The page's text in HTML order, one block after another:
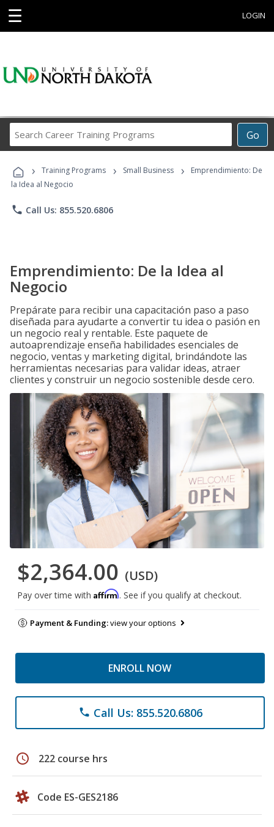
☰ LOGIN
Go
Career
Programs
› Training Programs › Small Business ›
Emprendimiento: De
la Idea al Negocio
phone Call Us: 855.520.6806
Emprendimiento: De la Idea al
Negocio
Prepárate para recibir una capacitación paso a paso
diseñada para ayudarte a convertir tu idea o pasión en
un negocio real y rentable. Este paquete de
autoaprendizaje enseña habilidades esenciales de
negocio, ventas y marketing digital, brindándote las
herramientas necesarias para validar ideas, atraer
clientes y construir un negocio sostenible desde cero.
$2,364.00 (USD)
Pay over time with Affirm. See if you qualify at checkout.
Payment & Funding:view your options
ENROLL NOW
phone Call Us: 855.520.6806
schedule 222 course hrs
Code ES-GES2186